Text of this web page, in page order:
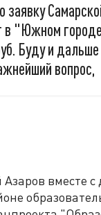
в "Южном
Буду и дальше
вопрос,
вместе